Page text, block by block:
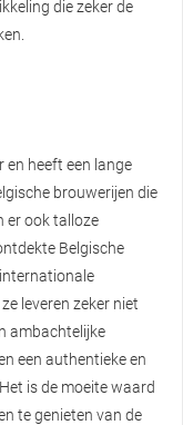
die zeker de
en heeft een lange
brouwerijen die
er ook talloze
Belgische
leveren zeker niet
ambachtelijke
een authentieke en
is de moeite waard
te genieten van de